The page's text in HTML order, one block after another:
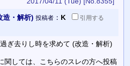
造・解析) 投稿者： K 引用する
ぎ去りし時を求めて (改造・解析)
関しては、こちらのスレの方へ投稿